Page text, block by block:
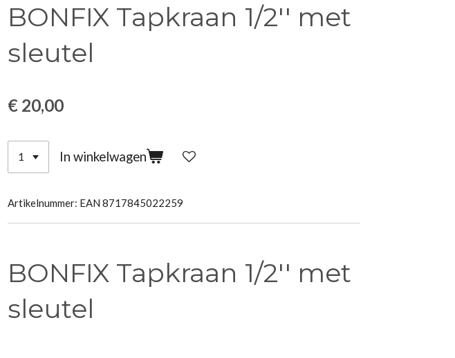
BONFIX Tapkraan 1/2'' met
sleutel
€ 20,00
In winkelwagen
Artikelnummer: EAN 8717845022259
BONFIX Tapkraan 1/2'' met
sleutel